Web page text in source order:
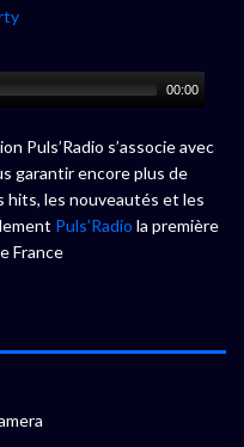
00:00
Puls’Radio s’associe avec
garantir encore plus de
hits, les nouveautés et les
Puls’Radio la première
France